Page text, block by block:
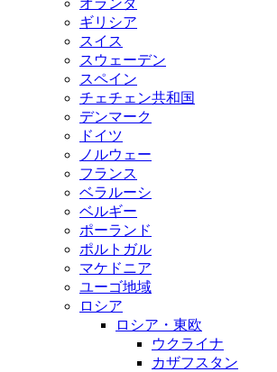
オランダ
ギリシア
スイス
スウェーデン
スペイン
チェチェン共和国
デンマーク
ドイツ
ノルウェー
フランス
ベラルーシ
ベルギー
ポーランド
ポルトガル
マケドニア
ユーゴ地域
ロシア
ロシア・東欧
ウクライナ
カザフスタン